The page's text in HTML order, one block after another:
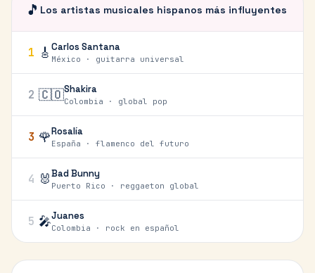
🎵 Los artistas musicales hispanos más influyentes
1 🎸 Carlos Santana
México · guitarra universal
2 🇨🇴Shakira
Colombia · global pop
3 🌹Rosalía
España · flamenco del futuro
4 🐰Bad Bunny
Puerto Rico · reggaeton global
5 🎤Juanes
Colombia · rock en español